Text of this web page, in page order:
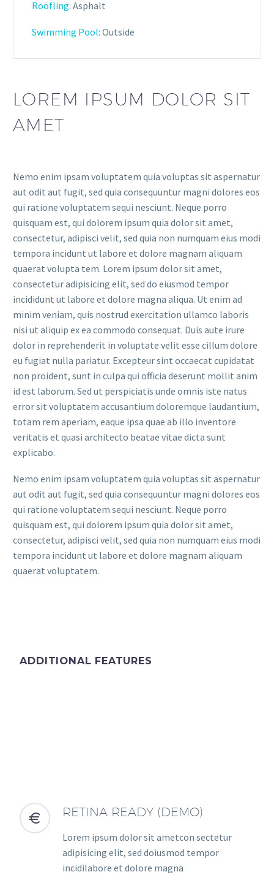
Roofling: Asphalt
Swimming Pool: Outside
LOREM IPSUM DOLOR SIT
AMET
Nemo enim ipsam voluptatem quia voluptas sit aspernatur
aut odit aut fugit, sed quia consequuntur magni dolores eos
qui ratione voluptatem sequi nesciunt. Neque porro
quisquam est, qui dolorem ipsum quia dolor sit amet,
consectetur, adipisci velit, sed quia non numquam eius modi
tempora incidunt ut labore et dolore magnam aliquam
quaerat volupta tem. Lorem ipsum dolor sit amet,
consectetur adipisicing elit, sed do eiusmod tempor
incididunt ut labore et dolore magna aliqua. Ut enim ad
minim veniam, quis nostrud exercitation ullamco laboris
nisi ut aliquip ex ea commodo consequat. Duis aute irure
dolor in reprehenderit in voluptate velit esse cillum dolore
eu fugiat nulla pariatur. Excepteur sint occaecat cupidatat
non proident, sunt in culpa qui officia deserunt mollit anim
id est laborum. Sed ut perspiciatis unde omnis iste natus
error sit voluptatem accusantium doloremque laudantium,
totam rem aperiam, eaque ipsa quae ab illo inventore
veritatis et quasi architecto beatae vitae dicta sunt
explicabo.
Nemo enim ipsam voluptatem quia voluptas sit aspernatur
aut odit aut fugit, sed quia consequuntur magni dolores eos
qui ratione voluptatem sequi nesciunt. Neque porro
quisquam est, qui dolorem ipsum quia dolor sit amet,
consectetur, adipisci velit, sed quia non numquam eius modi
tempora incidunt ut labore et dolore magnam aliquam
quaerat voluptatem.
ADDITIONAL FEATURES

 RETINA READY (DEMO)
Lorem ipsum dolor sit ametcon sectetur
adipisicing elit, sed doiusmod tempor
incidilabore et dolore magna